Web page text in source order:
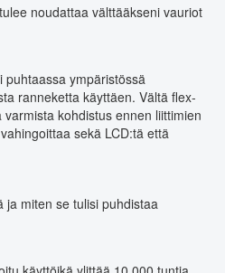
noudattaa välttääkseni vauriot
puhtaassa ympäristössä
ranneketta käyttäen. Vältä flex-
kohdistus ennen liittimien
sekä LCD:tä että
ja miten se tulisi puhdistaa